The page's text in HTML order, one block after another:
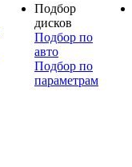
Подбор
дисков
Подбор по
авто
Подбор по
параметрам